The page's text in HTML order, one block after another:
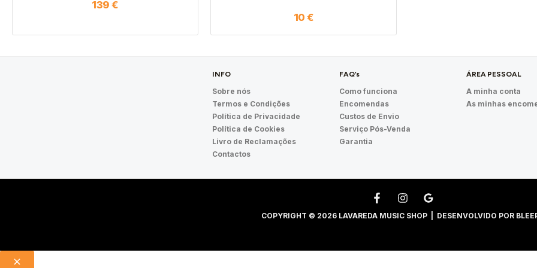
139€
10 €
INFO
Sobre nós
Termos e Condições
Política de Privacidade
Política de Cookies
Livro de Reclamações
Contactos
FAQ’s
Como funciona
Encomendas
Custos de Envio
Serviço Pós-Venda
Garantia
ÁREA PESSOAL
A minha conta
As minhas
COPYRIGHT © 2026 LAVAREDA MUSIC SHOP | DESENVOLVIDO POR